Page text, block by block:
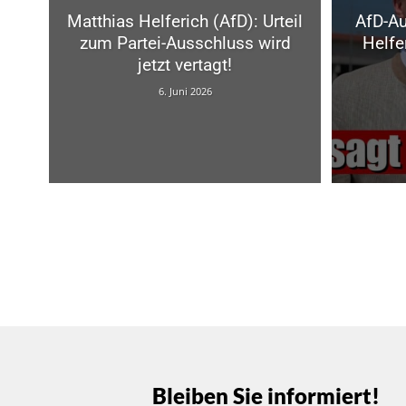
Matthias Helferich (AfD): Urteil
zum Partei-Ausschluss wird
jetzt vertagt!
6. Juni 2026
AfD-
Bleiben Sie informiert!